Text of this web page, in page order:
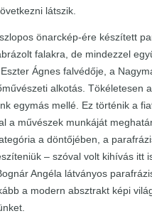
látszik.
önarckép-ére készített
falakra, de mindezzel
Ágnes falvédője, a
alkotás. Tökéletesen
egymás mellé. Ez történik a
a művészek munkáját
a döntőjében, a
– szóval volt kihívás itt
Angéla látványos
a modern absztrakt képi